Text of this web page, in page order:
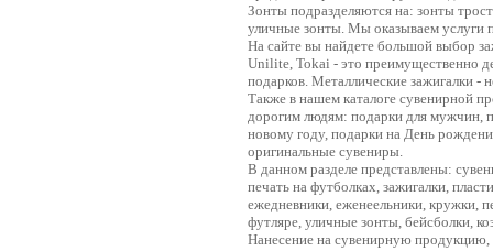
Зонты подразделяются на: зонты
уличные зонты. Мы оказываем услуги
На сайте вы найдете большой выбор
Unilite, Tokai - это преимущественно
подарков. Металлические зажигалки -
Также в нашем каталоге сувенирной
дорогим людям: подарки для мужчин,
новому году, подарки на День
оригинальные сувениры.
В данном разделе представлены:
печать на футболках, зажигалки,
ежедневники, еженеельники, кружки,
футляре, уличные зонты, бейсболки,
Нанесение на сувенирную продукцию,